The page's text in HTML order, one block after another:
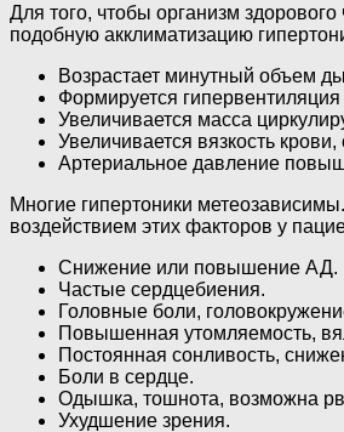
Для того, чтобы организм
подобную акклиматизацию
Возрастает минутный объем
Формируется
Увеличивается масса
Увеличивается вязкость
Артериальное давление
Многие гипертоники
воздействием этих факторов у
Снижение или повышение АД.
Частые сердцебиения.
Головные боли,
Повышенная утомляемость,
Постоянная сонливость,
Боли в сердце.
Одышка, тошнота, возможна
Ухудшение зрения.